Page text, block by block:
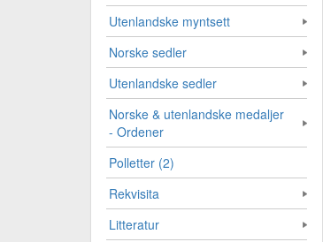
Utenlandske myntsett
Norske sedler
Utenlandske sedler
Norske & utenlandske medaljer
- Ordener
Polletter (2)
Rekvisita
Litteratur